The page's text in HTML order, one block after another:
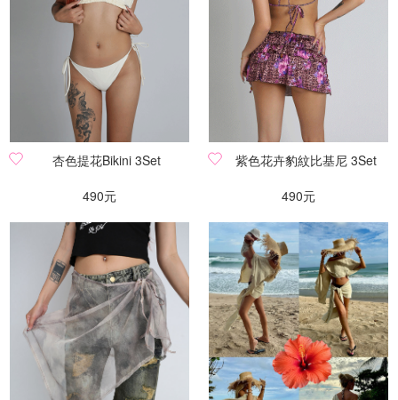
杏色提花Bikini 3Set
490元
紫色花卉豹紋比基尼 3Set
490元